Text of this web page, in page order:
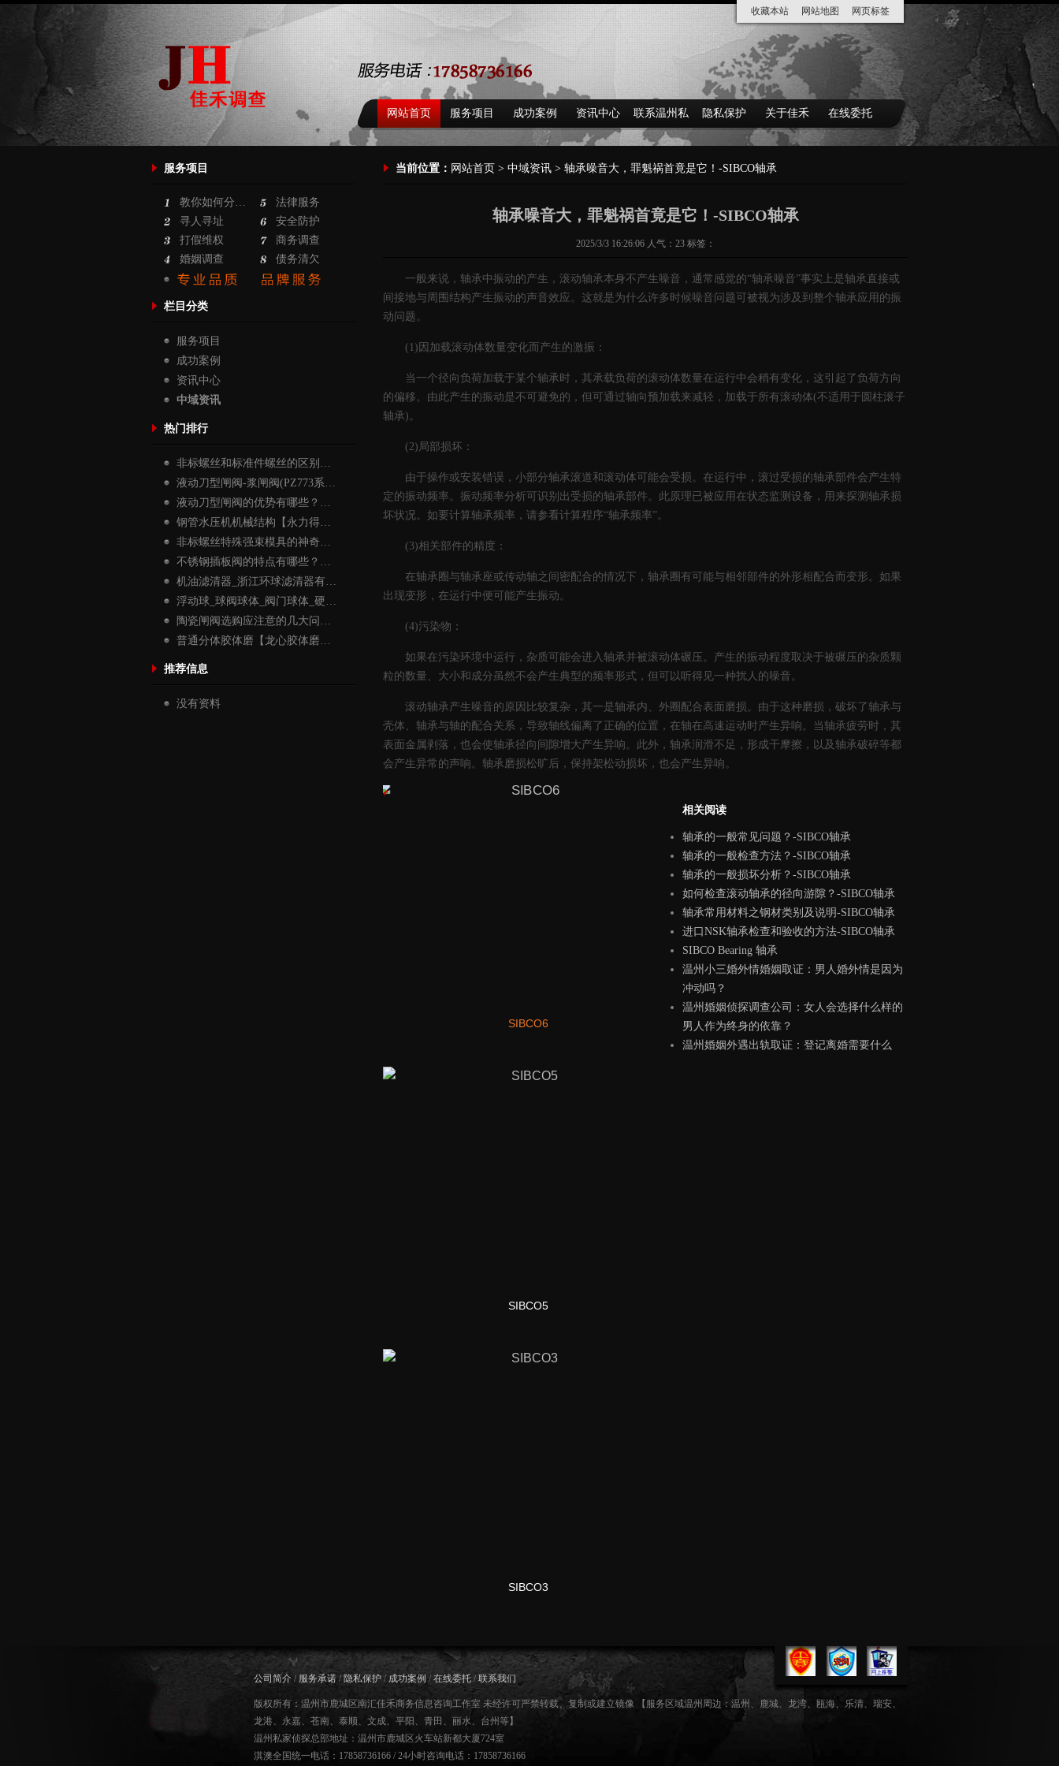
收藏本站 网站地图 网页标签
网站首页 服务项目 成功案例 资讯中心 联系温州私
家侦探
隐私保护 关于佳禾 在线委托
服务项目
教你如何分…
法律服务
寻人寻址
安全防护
打假维权
商务调查
婚姻调查
债务清欠
栏目分类
服务项目
成功案例
资讯中心
中域资讯
热门排行
非标螺丝和标准件螺丝的区别…
液动刀型闸阀-浆闸阀(PZ773系…
液动刀型闸阀的优势有哪些？…
钢管水压机机械结构【永力得…
非标螺丝特殊强束模具的神奇…
不锈钢插板阀的特点有哪些？…
机油滤清器_浙江环球滤清器有…
浮动球_球阀球体_阀门球体_硬…
陶瓷闸阀选购应注意的几大问…
普通分体胶体磨【龙心胶体磨…
推荐信息
没有资料
当前位置： 网站首页 > 中域资讯 > 轴承噪音大，罪魁祸首竟是它！-SIBCO轴承
轴承噪音大，罪魁祸首竟是它！-SIBCO轴承
2025/3/3 16:26:06 人气： 23标签：
一般来说，轴承中振动的产生，滚动轴承本身不产生噪音，通常感觉的“轴承噪音”事实上是轴承直接或
间接地与周围结构产生振动的声音效应。这就是为什么许多时候噪音问题可被视为涉及到整个轴承应用的振
动问题。
(1)因加载滚动体数量变化而产生的激振：
当一个径向负荷加载于某个轴承时，其承载负荷的滚动体数量在运行中会稍有变化，这引起了负荷方向
的偏移。由此产生的振动是不可避免的，但可通过轴向预加载来减轻，加载于所有滚动体(不适用于圆柱滚子
轴承)。
(2)局部损坏：
由于操作或安装错误，小部分轴承滚道和滚动体可能会受损。在运行中，滚过受损的轴承部件会产生特
定的振动频率。振动频率分析可识别出受损的轴承部件。此原理已被应用在状态监测设备，用来探测轴承损
坏状况。如要计算轴承频率，请参看计算程序“轴承频率”。
(3)相关部件的精度：
在轴承圈与轴承座或传动轴之间密配合的情况下，轴承圈有可能与相邻部件的外形相配合而变形。如果
出现变形，在运行中便可能产生振动。
(4)污染物：
如果在污染环境中运行，杂质可能会进入轴承并被滚动体碾压。产生的振动程度取决于被碾压的杂质颗
粒的数量、大小和成分虽然不会产生典型的频率形式，但可以听得见一种扰人的噪音。
滚动轴承产生噪音的原因比较复杂，其一是轴承内、外圈配合表面磨损。由于这种磨损，破坏了轴承与
壳体、轴承与轴的配合关系，导致轴线偏离了正确的位置，在轴在高速运动时产生异响。当轴承疲劳时，其
表面金属剥落，也会使轴承径向间隙增大产生异响。此外，轴承润滑不足，形成干摩擦，以及轴承破碎等都
会产生异常的声响。轴承磨损松旷后，保持架松动损坏，也会产生异响。
SIBCO6
SIBCO5
SIBCO3
相关阅读
轴承的一般常见问题？-SIBCO轴承
轴承的一般检查方法？-SIBCO轴承
轴承的一般损坏分析？-SIBCO轴承
如何检查滚动轴承的径向游隙？-SIBCO轴承
轴承常用材料之钢材类别及说明-SIBCO轴承
进口NSK轴承检查和验收的方法-SIBCO轴承
SIBCO Bearing 轴承
温州小三婚外情婚姻取证：男人婚外情是因为
冲动吗？
温州婚姻侦探调查公司：女人会选择什么样的
男人作为终身的依靠？
温州婚姻外遇出轨取证：登记离婚需要什么
公司简介 / 服务承诺 /隐私保护 / 成功案例 / 在线委托 / 联系我们
版权所有：温州市鹿城区南汇佳禾商务信息咨询工作室 未经许可严禁转载、复制或建立镜像 【服务区域温州周边：温州、鹿城、龙湾、瓯海、乐清、瑞安、
龙港、永嘉、苍南、泰顺、文成、平阳、青田、丽水、台州等】
温州私家侦探总部地址：温州市鹿城区火车站新都大厦724室
淇澳全国统一电话：17858736166 / 24小时咨询电话：17858736166